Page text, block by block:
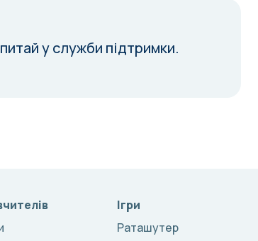
у служби підтримки.
Ігри
Раташутер